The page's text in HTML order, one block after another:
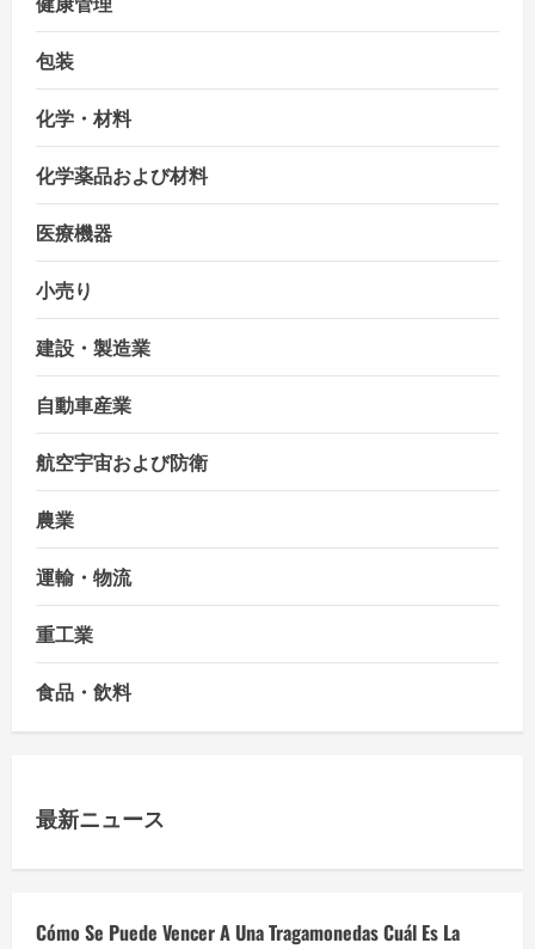
包装
化学・材料
化学薬品および材料
医療機器
小売り
建設・製造業
自動車産業
航空宇宙および防衛
農業
運輸・物流
重工業
食品・飲料
最新ニュース
Cómo Se Puede Vencer A Una Tragamonedas Cuál Es La